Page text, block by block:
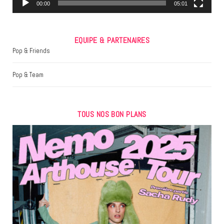
00:00 05:01
EQUIPE & PARTENAIRES
Pop & Friends
Pop & Team
TOUS NOS BON PLANS